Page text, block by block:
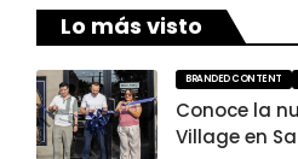
Lo más visto
BRANDED CONTENT
Conoce la
Village en